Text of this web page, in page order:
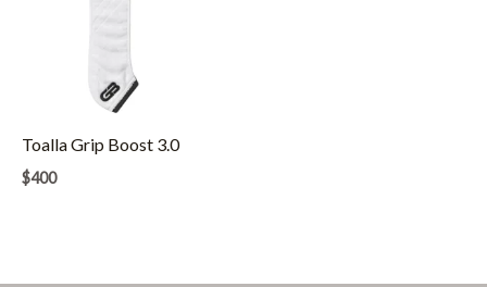
Toalla Grip Boost 3.0
$400